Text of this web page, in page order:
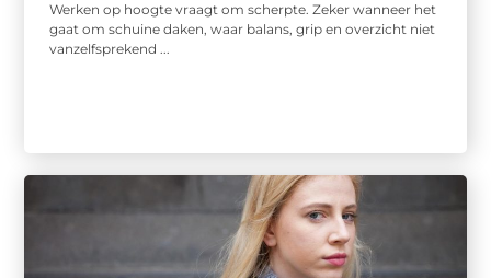
Werken op hoogte vraagt om scherpte. Zeker wanneer het
gaat om schuine daken, waar balans, grip en overzicht niet
vanzelfsprekend ...